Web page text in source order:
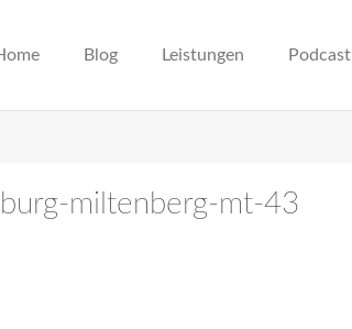
Blog Leistungen Podcast
miltenberg-mt-43